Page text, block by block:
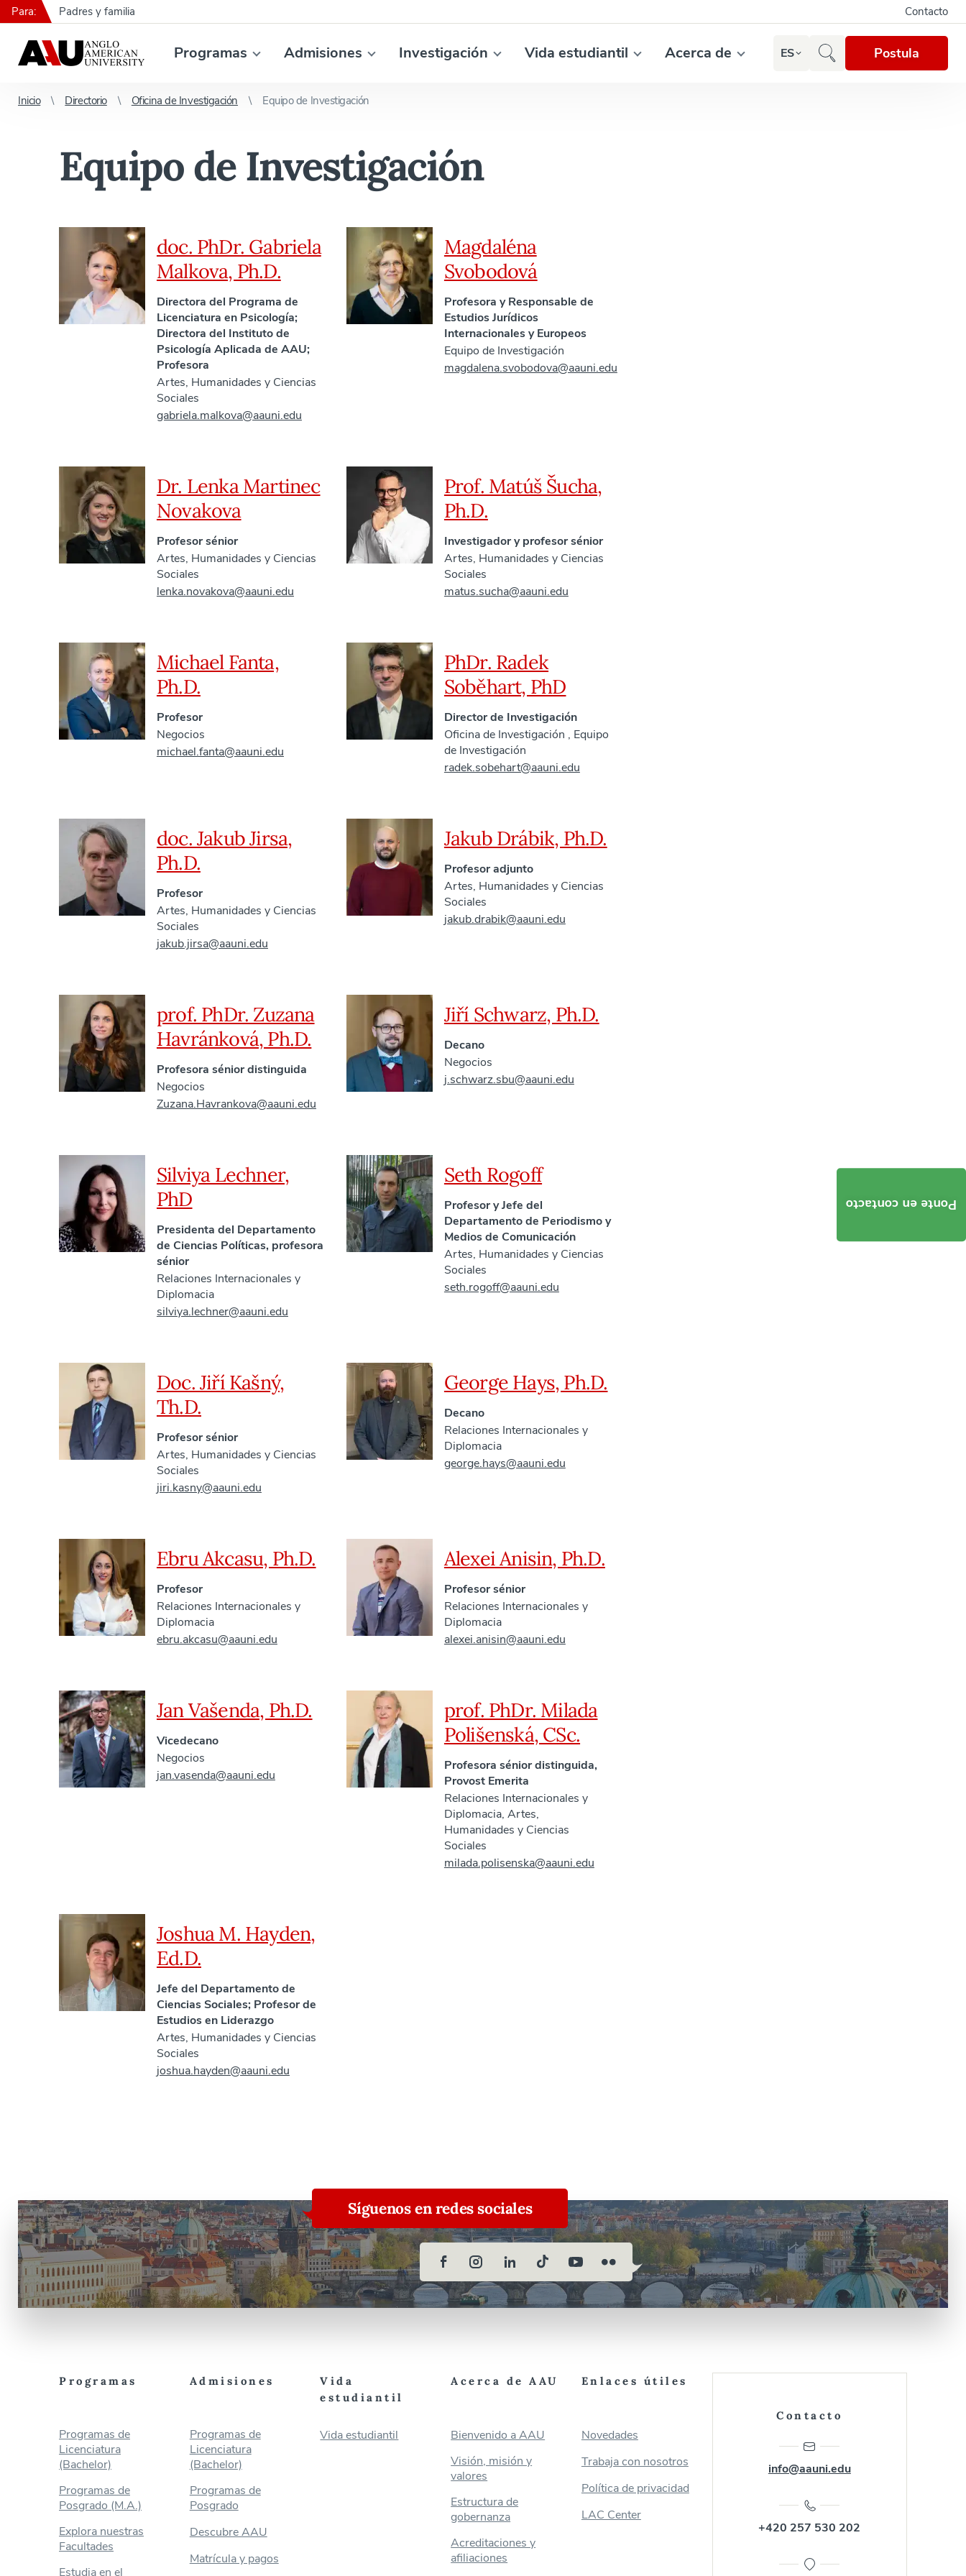
Programas Admisiones Investigación Vida estudiantil Acerca de ES Postula
Para: Padres y familia Contacto
Inicio Directorio Oficina de Investigación Equipo de Investigación
Equipo de Investigación
doc. PhDr. Gabriela
Malkova, Ph.D.
Directora del Programa de
Licenciatura en Psicología;
Directora del Instituto de
Psicología Aplicada de AAU;
Profesora
Artes, Humanidades y Ciencias
Sociales
gabriela.malkova@aauni.edu
Magdaléna
Svobodová
Profesora y Responsable de
Estudios Jurídicos
Internacionales y Europeos
Equipo de Investigación
magdalena.svobodova@aauni.edu
Dr. Lenka Martinec
Novakova
Profesor sénior
Artes, Humanidades y Ciencias
Sociales
lenka.novakova@aauni.edu
Prof. Matúš Šucha,
Ph.D.
Investigador y profesor sénior
Artes, Humanidades y Ciencias
Sociales
matus.sucha@aauni.edu
Michael Fanta,
Ph.D.
Profesor
Negocios
michael.fanta@aauni.edu
PhDr. Radek
Soběhart, PhD
Director de Investigación
Oficina de Investigación , Equipo
de Investigación
radek.sobehart@aauni.edu
doc. Jakub Jirsa,
Ph.D.
Profesor
Artes, Humanidades y Ciencias
Sociales
jakub.jirsa@aauni.edu
Jakub Drábik, Ph.D.
Profesor adjunto
Artes, Humanidades y Ciencias
Sociales
jakub.drabik@aauni.edu
prof. PhDr. Zuzana
Havránková, Ph.D.
Profesora sénior distinguida
Negocios
Zuzana.Havrankova@aauni.edu
Jiří Schwarz, Ph.D.
Decano
Negocios
j.schwarz.sbu@aauni.edu
Silviya Lechner,
PhD
Presidenta del Departamento
de Ciencias Políticas, profesora
sénior
Relaciones Internacionales y
Diplomacia
silviya.lechner@aauni.edu
Seth Rogoff
Profesor y Jefe del
Departamento de Periodismo y
Medios de Comunicación
Artes, Humanidades y Ciencias
Sociales
seth.rogoff@aauni.edu
Doc. Jiří Kašný,
Th.D.
Profesor sénior
Artes, Humanidades y Ciencias
Sociales
jiri.kasny@aauni.edu
George Hays, Ph.D.
Decano
Relaciones Internacionales y
Diplomacia
george.hays@aauni.edu
Ebru Akcasu, Ph.D.
Profesor
Relaciones Internacionales y
Diplomacia
ebru.akcasu@aauni.edu
Alexei Anisin, Ph.D.
Profesor sénior
Relaciones Internacionales y
Diplomacia
alexei.anisin@aauni.edu
Jan Vašenda, Ph.D.
Vicedecano
Negocios
jan.vasenda@aauni.edu
prof. PhDr. Milada
Polišenská, CSc.
Profesora sénior distinguida,
Provost Emerita
Relaciones Internacionales y
Diplomacia, Artes,
Humanidades y Ciencias
Sociales
milada.polisenska@aauni.edu
Joshua M. Hayden,
Ed.D.
Jefe del Departamento de
Ciencias Sociales; Profesor de
Estudios en Liderazgo
Artes, Humanidades y Ciencias
Sociales
joshua.hayden@aauni.edu
Síguenos en redes sociales
Programas
Programas de
Licenciatura
(Bachelor)
Programas de
Posgrado (M.A.)
Explora nuestras
Facultades
Estudia en el
Admisiones
Programas de
Licenciatura
(Bachelor)
Programas de
Posgrado
Descubre AAU
Matrícula y pagos
Vida
estudiantil
Vida estudiantil
Acerca de AAU
Bienvenido a AAU
Visión, misión y
valores
Estructura de
gobernanza
Acreditaciones y
afiliaciones
Enlaces útiles
Novedades
Trabaja con nosotros
Política de privacidad
LAC Center
Contacto
info@aauni.edu
+420 257 530 202
Ponte en contacto